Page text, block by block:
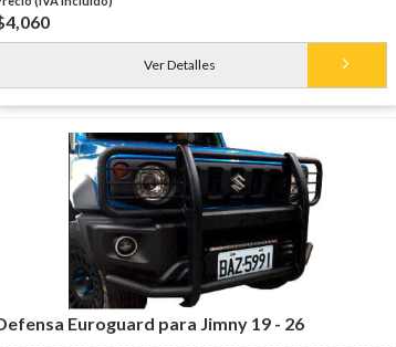
Ver Detalles
Euroguard para Jimny 19 - 26